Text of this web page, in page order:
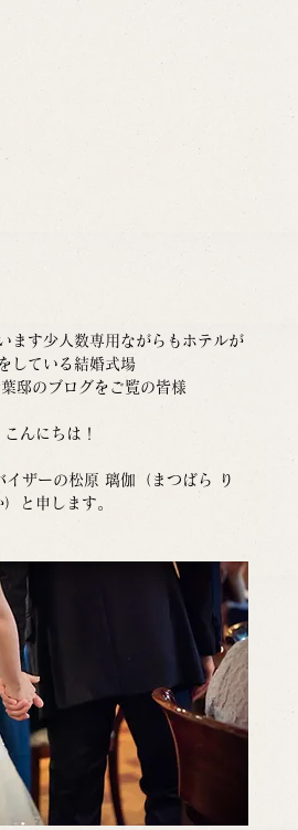
ます少人数専用ながらもホテルが
している結婚式場
邸のブログをご覧の皆様
こんにちは！
イザーの松原 璃伽（まつばら り
）と申します。